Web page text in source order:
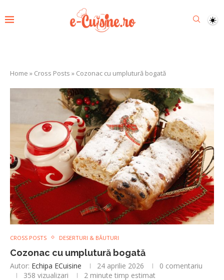
Home » Cross Posts » Cozonac cu umplutură bogată
CROSS POSTS DESERTURI & BĂUTURI
Cozonac cu umplutură bogată
Autor: Echipa ECuisine 24 aprilie 2026
0 comentariu
358 vizualizari 2 minute timp estimat